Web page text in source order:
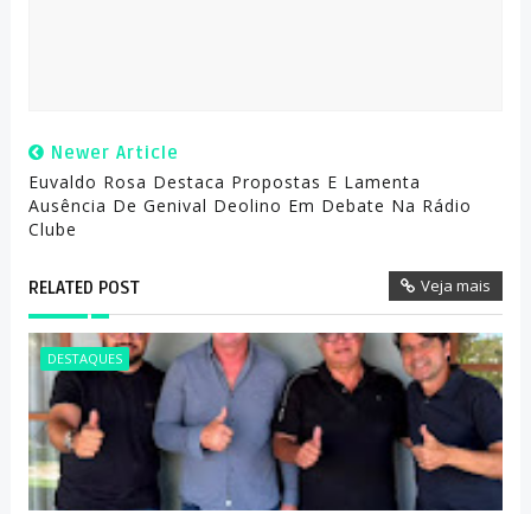
Newer Article
Euvaldo Rosa Destaca Propostas E Lamenta
Ausência De Genival Deolino Em Debate Na Rádio
Clube
RELATED POST Veja mais
DESTAQUES